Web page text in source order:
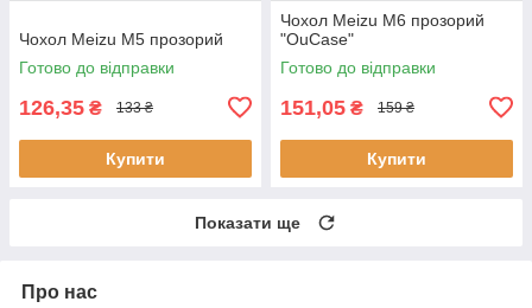
Чохол Meizu M5 прозорий
Готово до відправки
126,35 ₴ 133 ₴
Купити
Чохол Meizu M6 прозорий
"OuCase"
Готово до відправки
151,05 ₴ 159 ₴
Купити
Показати ще
Про нас